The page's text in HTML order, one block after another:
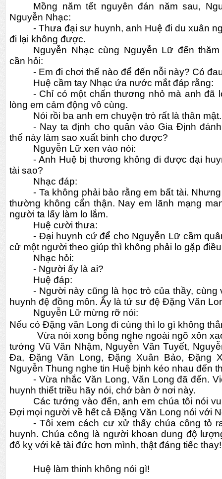
Mồng năm tết nguyên đán năm sau,
Nguyễn Nhạc:
- Thưa đại sư huynh, anh Huệ đi du xuân
đi lại không được.
Nguyễn Nhạc cùng Nguyễn Lữ đến
cần hỏi:
- Em đi chơi thế nào để đến nỗi này? Có
Huệ cầm tay Nhạc ứa nước mắt đáp rằng:
- Chỉ có một chấn thương nhỏ mà anh đã
lòng em cảm động vô cùng.
Nói rồi ba anh em chuyện trò rất là thân
- Nay ta định cho quân vào Gia Định
thế này làm sao xuất binh cho được?
Nguyễn Lữ xen vào nói:
- Anh Huệ bị thương không đi được đại
tài sao?
Nhạc đáp:
- Ta không phải bảo rằng em bất tài.
thường không cẩn thận. Nay em lãnh mạng
người ta lấy làm lo lắm.
Huệ cười thưa:
- Đại huynh cứ để cho Nguyễn Lữ cầm
cử một người theo giúp thì không phải lo gặp
Nhạc hỏi:
- Người ấy là ai?
Huệ đáp:
- Người này cũng là học trò của thầy,
huynh đệ đồng môn. Ấy là tứ sư đệ Đặng Văn
Nguyễn Lữ mừng rỡ nói:
Nếu có Đặng văn Long đi cùng thì lo gì không
tướng Vũ Văn Nhậm, Nguyễn Văn Tuyết,
Đa, Đặng Văn Long, Đặng Xuân Bảo, Đặng
Nguyễn Thung nghe tin Huệ bịnh kéo nhau đến
- Vừa nhắc Văn Long, Văn Long đã đến.
huynh thiết triều hãy nói, chớ bàn ở nơi này.
Các tướng vào đến, anh em chúa tôi nói
Đợi mọi người về hết cả Đặng Văn Long nói với
- Tôi xem cách cư xử thấy chúa công tỏ
huynh. Chúa công là người khoan dung độ
đố kỵ với kẻ tài đức hơn mình, thật đáng tiếc thay!
Huệ làm thinh không nói gì!